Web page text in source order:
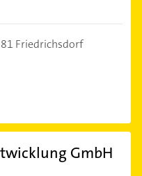
Friedrichsdorf
GmbH